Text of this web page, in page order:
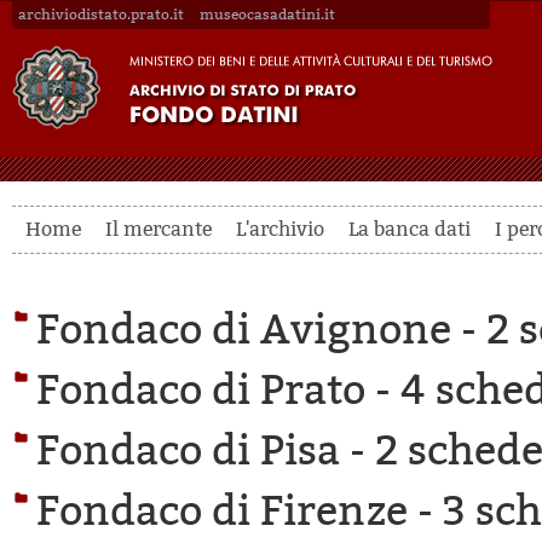
archiviodistato.prato.it museocasadatini.it
Home Il mercante L'archivio La banca dati I
Fondaco di Avignone - 2
Fondaco di Prato - 4
Fondaco di Pisa - 2
Fondaco di Firenze - 3